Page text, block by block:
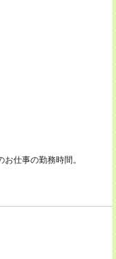
仕事の勤務時間。